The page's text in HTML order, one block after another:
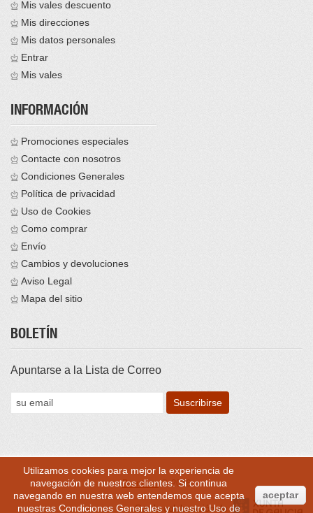
Utilizamos cookies para mejor la experiencia de
navegación de nuestros clientes. Si continua
navegando en nuestra web entendemos que acepta
nuestras Condiciones Generalesy nuestro Uso de
aceptar
Mis vales descuento
Mis direcciones
Mis datos personales
Entrar
Mis vales
INFORMACIÓN
Promociones especiales
Contacte con nosotros
Condiciones Generales
Política de privacidad
Uso de Cookies
Como comprar
Envío
Cambios y devoluciones
Aviso Legal
Mapa del sitio
BOLETÍN
Apuntarse a la Lista de Correo
Brontess© 2016
Con la colaboración de